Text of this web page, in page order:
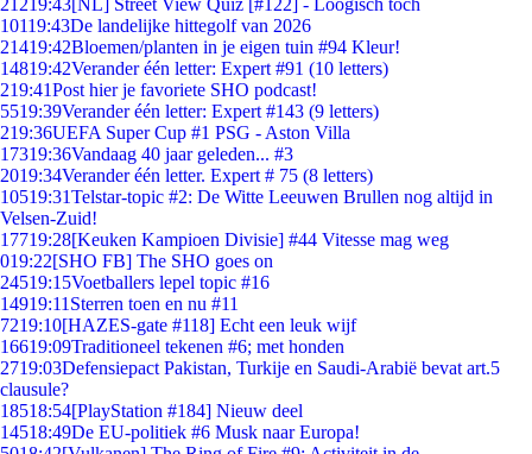
21219:43[NL] Street View Quiz [#122] - Loogisch toch
10119:43De landelijke hittegolf van 2026
21419:42Bloemen/planten in je eigen tuin #94 Kleur!
14819:42Verander één letter: Expert #91 (10 letters)
219:41Post hier je favoriete SHO podcast!
5519:39Verander één letter: Expert #143 (9 letters)
219:36UEFA Super Cup #1 PSG - Aston Villa
17319:36Vandaag 40 jaar geleden... #3
2019:34Verander één letter. Expert # 75 (8 letters)
10519:31Telstar-topic #2: De Witte Leeuwen Brullen nog altijd in
Velsen-Zuid!
17719:28[Keuken Kampioen Divisie] #44 Vitesse mag weg
019:22[SHO FB] The SHO goes on
24519:15Voetballers lepel topic #16
14919:11 Sterren toen en nu #11
7219:10[HAZES-gate #118] Echt een leuk wijf
16619:09Traditioneel tekenen #6; met honden
2719:03Defensiepact Pakistan, Turkije en Saudi-Arabië bevat art.5
clausule?
18518:54[PlayStation #184] Nieuw deel
14518:49De EU-politiek #6 Musk naar Europa!